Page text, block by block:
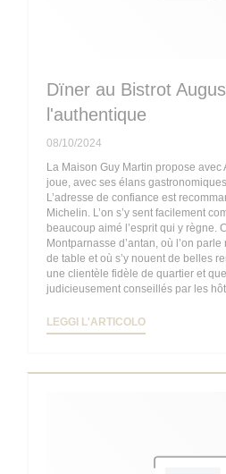
Dïner au Bistrot
l'authentique
08/10/2024
La Maison Guy Martin propose avec
joue, avec ses élans
L’adresse de confiance est
Michelin. L’on s’y sent facilement
beaucoup aimé l’esprit qui y règne.
Montparnasse d’antan, où l’on
de table et où s’y nouent de belles
une clientèle fidèle de quartier et
judicieusement conseillés par les
LEGGI L'ARTICOLO((APRE UNA